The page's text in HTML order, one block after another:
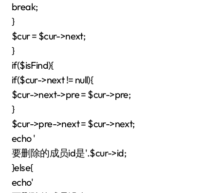
break;
}
$cur = $cur->next;
}
if($isFind){
if($cur->next != null){
$cur->next->pre = $cur->pre;
}
$cur->pre->next = $cur->next;
echo '
要删除的成员id是'.$cur->id;
}else{
echo'